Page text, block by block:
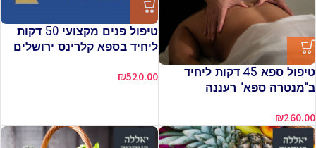
טיפול ספא 45 דקות ליחיד
ב"מנטרה ספא" רעננה
₪260.00
טיפול פנים מקצועי 50 דקות
ליחיד בספא קלרינס ירושלים
₪520.00